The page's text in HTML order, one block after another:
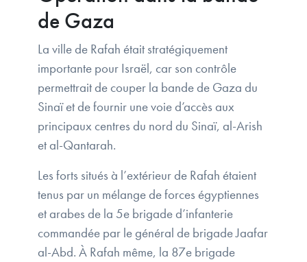
de Gaza
La ville de Rafah était stratégiquement
importante pour Israël, car son contrôle
permettrait de couper la bande de Gaza du
Sinaï et de fournir une voie d’accès aux
principaux centres du nord du Sinaï, al-Arish
et al-Qantarah.
Les forts situés à l’extérieur de Rafah étaient
tenus par un mélange de forces égyptiennes
et arabes de la 5e brigade d’infanterie
commandée par le général de brigade Jaafar
al-Abd. À Rafah même, la 87e brigade